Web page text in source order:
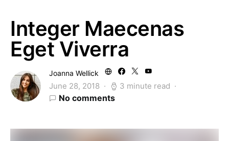
Integer Maecenas
Eget Viverra
Joanna Wellick
June 28, 2018 3 minute read
No comments